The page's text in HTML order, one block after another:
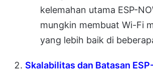
kelemahan utama ESP-
mungkin membuat Wi-Fi
yang lebih baik di
Skalabilitas dan Batasan